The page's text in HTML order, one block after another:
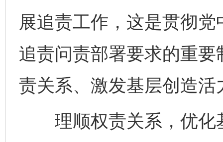
展追责工作，这是贯彻
追责问责部署要求的重
责关系、激发基层创造活
理顺权责关系，优化